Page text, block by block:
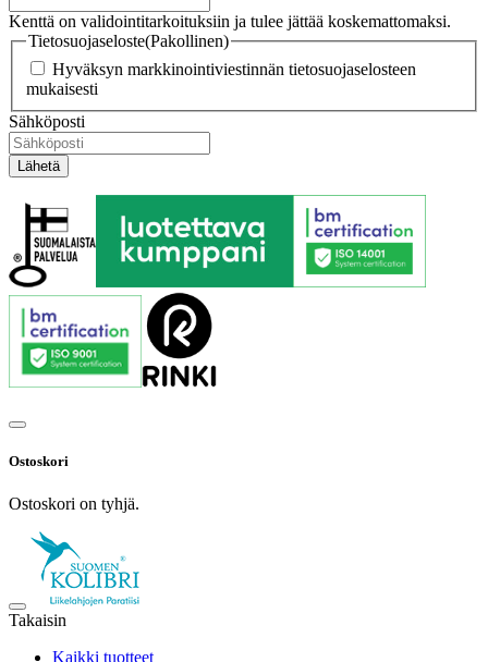
Kenttä on validointitarkoituksiin ja tulee jättää koskemattomaksi.
Tietosuojaseloste(Pakollinen)
Hyväksyn markkinointiviestinnän tietosuojaselosteen
mukaisesti
Sähköposti
Ostoskori
Ostoskori on tyhjä.
Takaisin
Kaikki tuotteet